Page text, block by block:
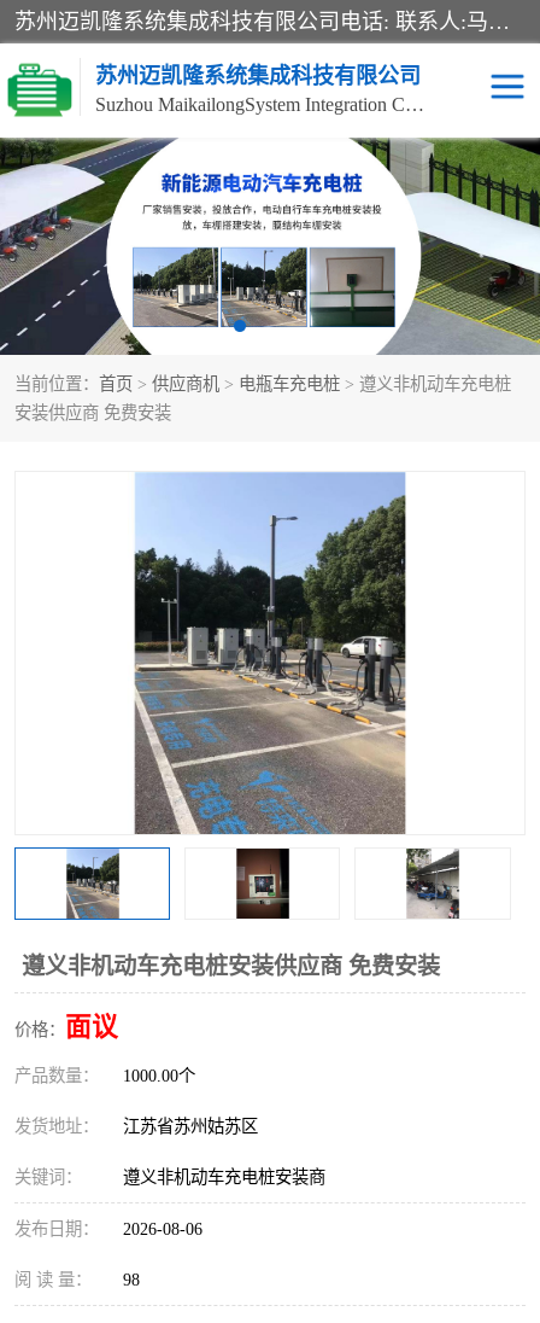
苏州迈凯隆系统集成科技有限公司电话: 联系人:马杰森 销售安装视频监控、报警系统、电话交换机、门禁考勤、巡更系统、呼叫对讲系统、停车场道闸、智能家居、广播系统、综合布线、办公设备、电子商务软件、网络工程、酒店门锁系列 系统集成、VOD视频点播、LED显示屏、节能产品、USP电源、收银机等弱电及智能化项目。
苏州迈凯隆系统集成科技有限公司
Suzhou MaikailongSystem Integration Co., Ltd.
当前位置： 首页 > 供应商机 > 电瓶车充电桩 > 遵义非机动车充电桩
安装供应商 免费安装
遵义非机动车充电桩安装供应商 免费安装
价格： 面议
产品数量： 1000.00个
发货地址： 江苏省苏州姑苏区
关键词： 遵义非机动车充电桩安装商
发布日期： 2026-08-06
阅 读 量： 98
非机动车充电桩 电瓶车充电桩
电动自行车充电桩 两轮电动车充电桩
充电桩